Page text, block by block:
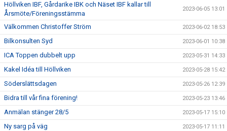
Höllviken IBF, Gårdarike IBK och Näset IBF kallar till
Årsmöte/Föreningsstämma
2023-06-05 13:01
Välkommen Christoffer Ström 2023-06-02 18:53
Bilkonsulten Syd 2023-06-01 10:38
ICA Toppen dubbelt upp 2023-05-31 14:33
Kakel Idéa till Höllviken 2023-05-28 15:42
Söderslättsdagen 2023-05-26 12:39
Bidra till vår fina förening! 2023-05-23 13:46
Anmälan stänger 28/5 2023-05-17 15:10
Ny sarg på väg 2023-05-17 11:11